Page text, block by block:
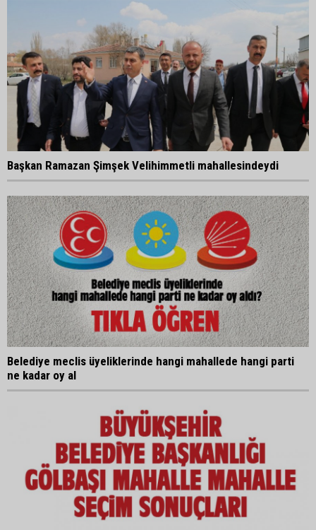
Başkan Ramazan Şimşek Velihimmetli mahallesindeydi
Belediye meclis üyeliklerinde hangi mahallede hangi parti
ne kadar oy al